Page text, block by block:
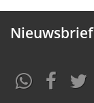
Nieuwsbrief